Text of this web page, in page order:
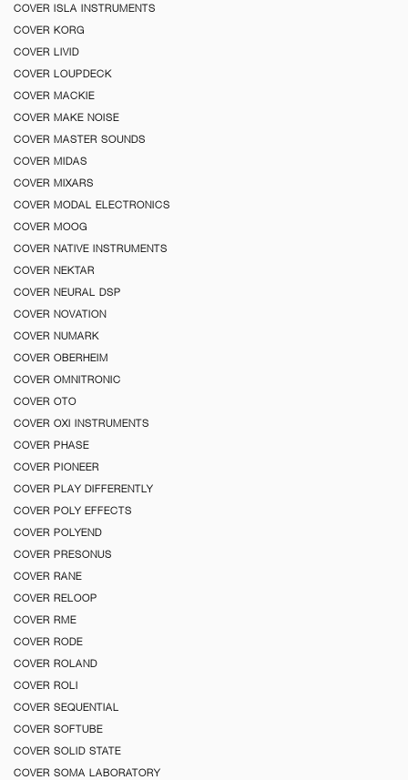
COVER ISLA INSTRUMENTS
COVER KORG
COVER LIVID
COVER LOUPDECK
COVER MACKIE
COVER MAKE NOISE
COVER MASTER SOUNDS
COVER MIDAS
COVER MIXARS
COVER MODAL ELECTRONICS
COVER MOOG
COVER NATIVE INSTRUMENTS
COVER NEKTAR
COVER NEURAL DSP
COVER NOVATION
COVER NUMARK
COVER OBERHEIM
COVER OMNITRONIC
COVER OTO
COVER OXI INSTRUMENTS
COVER PHASE
COVER PIONEER
COVER PLAY DIFFERENTLY
COVER POLY EFFECTS
COVER POLYEND
COVER PRESONUS
COVER RANE
COVER RELOOP
COVER RME
COVER RODE
COVER ROLAND
COVER ROLI
COVER SEQUENTIAL
COVER SOFTUBE
COVER SOLID STATE
COVER SOMA LABORATORY